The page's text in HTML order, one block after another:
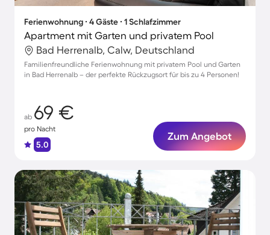
Ferienwohnung ∙ 4 Gäste ∙ 1 Schlafzimmer
Apartment mit Garten und privatem Pool
Bad Herrenalb, Calw, Deutschland
Familienfreundliche Ferienwohnung mit privatem Pool und Garten
in Bad Herrenalb – der perfekte Rückzugsort für bis zu 4 Personen!
ab 69 €
pro Nacht
5.0
Zum Angebot